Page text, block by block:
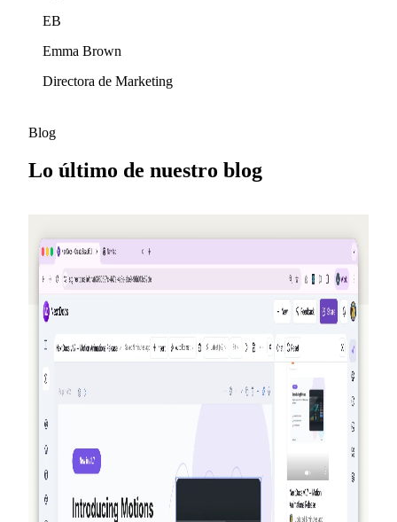
EB
Emma Brown
Directora de Marketing
Blog
Lo último de nuestro blog
Invita a tus amigos, obtén créditos —
NextDocs v1.10
Un nuevo programa de referidos que te otorga créditos a ti (y
al mes. Además, una página pública de Ofertas, modelos
Premium para Pro+ y Ultra, y un repaso muy necesario de
Memoria IA.
Leer más
2026-03-27
Totalmente agéntico: cómo NextDocs crea,
verifica y refina tus documentos y